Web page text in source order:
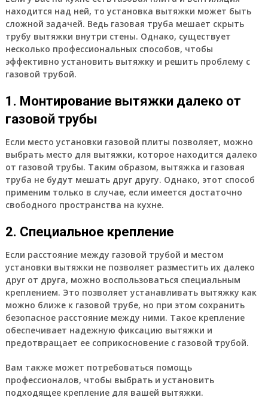
находится над ней, то установка вытяжки может быть
сложной задачей. Ведь газовая труба мешает скрыть
трубу вытяжки внутри стены. Однако, существует
несколько профессиональных способов, чтобы
эффективно установить вытяжку и решить проблему с
газовой трубой.
1. Монтирование вытяжки далеко от
газовой трубы
Если место установки газовой плиты позволяет, можно
выбрать место для вытяжки, которое находится далеко
от газовой трубы. Таким образом, вытяжка и газовая
труба не будут мешать друг другу. Однако, этот способ
применим только в случае, если имеется достаточно
свободного пространства на кухне.
2. Специальное крепление
Если расстояние между газовой трубой и местом
установки вытяжки не позволяет разместить их далеко
друг от друга, можно воспользоваться специальным
креплением. Это позволяет устанавливать вытяжку как
можно ближе к газовой трубе, но при этом сохранить
безопасное расстояние между ними. Такое крепление
обеспечивает надежную фиксацию вытяжки и
предотвращает ее соприкосновение с газовой трубой.
Вам также может потребоваться помощь
профессионалов, чтобы выбрать и установить
подходящее крепление для вашей вытяжки.